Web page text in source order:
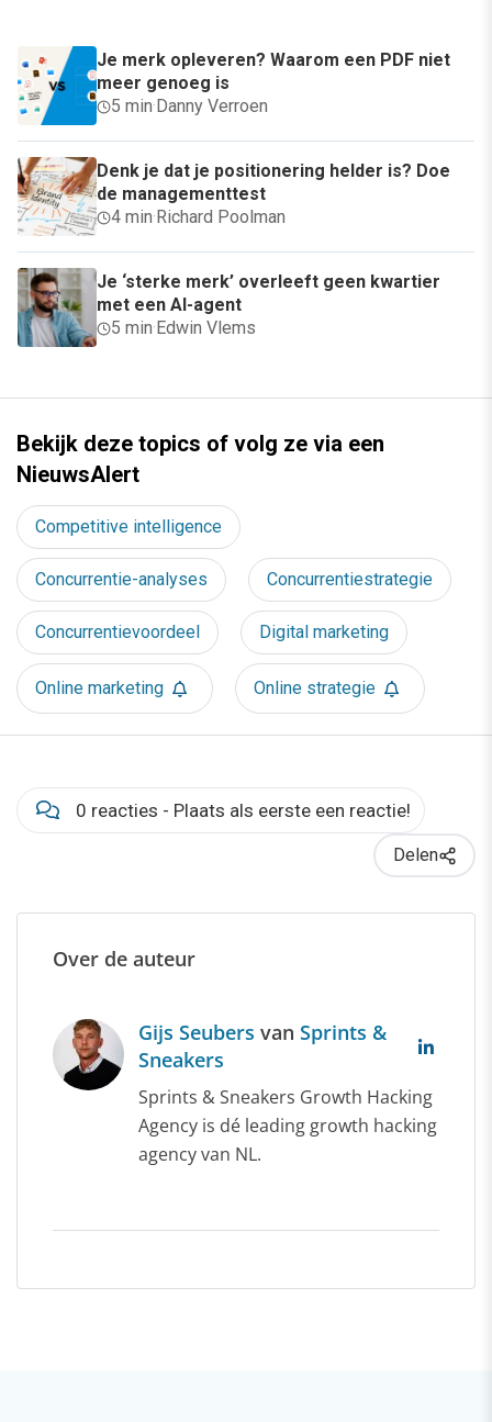
Je merk opleveren? Waarom een PDF niet
meer genoeg is
5 min· Danny Verroen
Denk je dat je positionering helder is? Doe
de managementtest
4 min· Richard Poolman
Je ‘sterke merk’ overleeft geen kwartier
met een AI-agent
5 min· Edwin Vlems
Bekijk deze topics of volg ze via een
NieuwsAlert
Competitive intelligence
Concurrentie-analyses Concurrentiestrategie
Concurrentievoordeel Digital marketing
Online marketing Online strategie
0 reacties - Plaats als eerste een reactie!
Delen
Over de auteur
Gijs Seubers van Sprints &
Sneakers
Sprints & Sneakers Growth Hacking
Agency is dé leading growth hacking
agency van NL.